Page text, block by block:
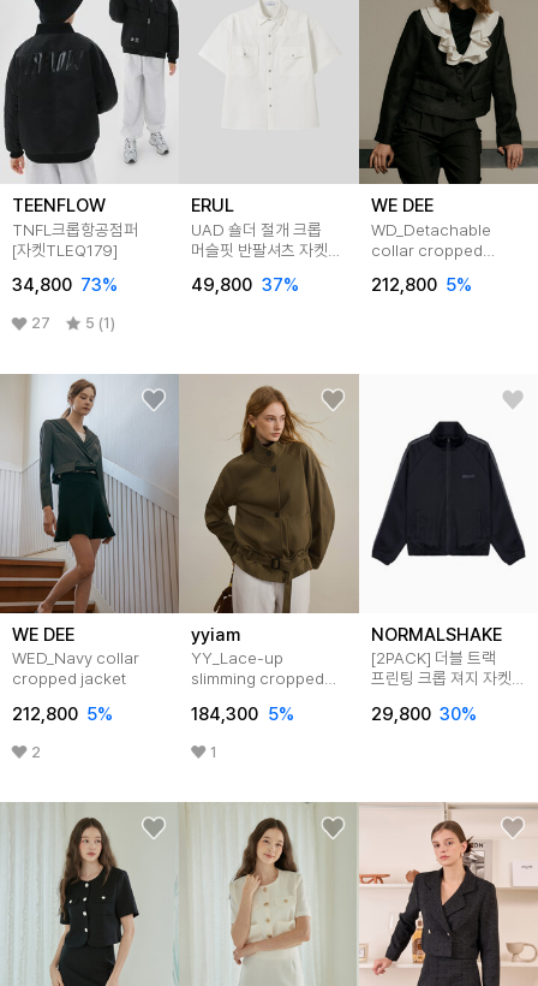
TEENFLOW
TNFL크롭항공점퍼
[자켓TLEQ179]
34,800 73%
27 5 (1)
ERUL
UAD 숄더 절개 크롭
머슬핏 반팔셔츠 자켓
49,800 37%
WE DEE
WD_Detachable
collar cropped
212,800 5%
WE DEE
WED_Navy collar
cropped jacket
212,800 5%
2
yyiam
YY_Lace-up
slimming cropped
184,300 5%
1
NORMALSHAKE
[2PACK] 더블 트랙
프린팅 크롭 져지 자켓
29,800 30%